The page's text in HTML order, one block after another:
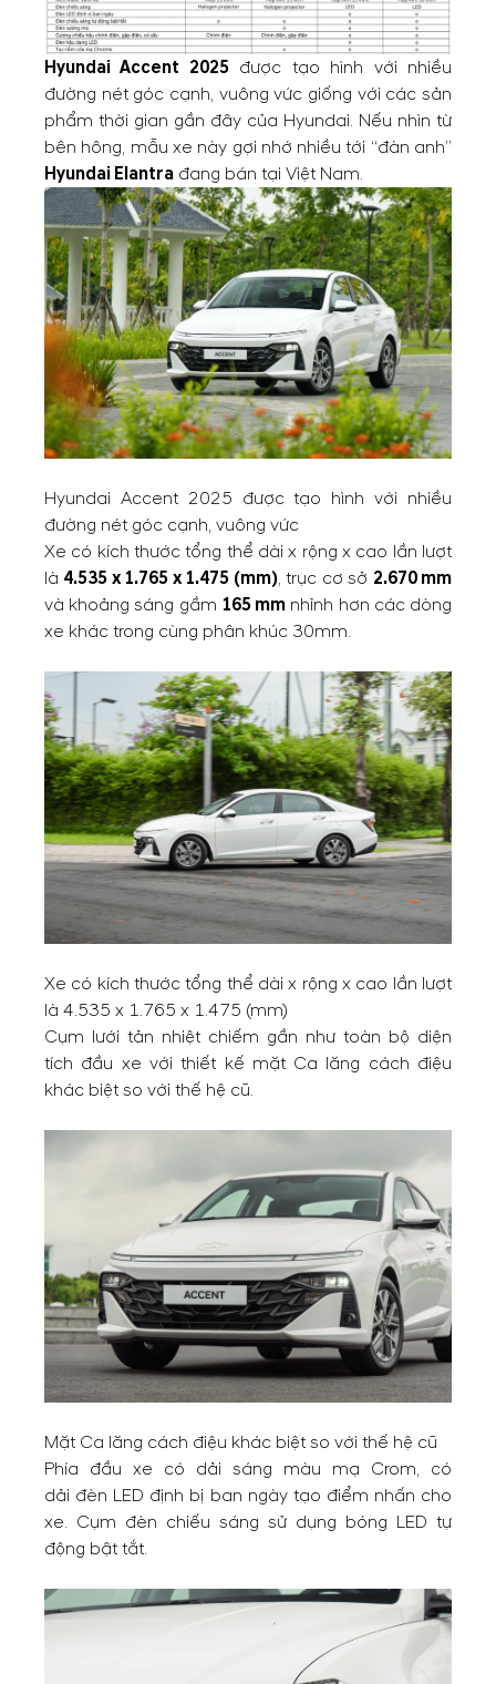
Hyundai Accent 2025được tạo hình với nhiều
đường nét góc cạnh, vuông vức giống với các sản
phẩm thời gian gần đây của Hyundai. Nếu nhìn từ
bên hông, mẫu xe này gợi nhớ nhiều tới “đàn anh”
Hyundai Elantra đang bán tại Việt Nam.
Hyundai Accent 2025 được tạo hình với nhiều
đường nét góc cạnh, vuông vức
Xe có kích thước tổng thể dài x rộng x cao lần lượt
là 4.535 x 1.765 x 1.475 (mm), trục cơ sở 2.670 mm
và khoảng sáng gầm 165 mm nhỉnh hơn các dòng
xe khác trong cùng phân khúc 30mm.
Xe có kích thước tổng thể dài x rộng x cao lần lượt
là 4.535 x 1.765 x 1.475 (mm)
Cụm lưới tản nhiệt chiếm gần như toàn bộ diện
tích đầu xe với thiết kế mặt Ca lăng cách điệu
khác biệt so với thế hệ cũ.
Mặt Ca lăng cách điệu khác biệt so với thế hệ cũ
Phía đầu xe có dải sáng màu mạ Crom, có
dải đèn LED định bị ban ngày tạo điểm nhấn cho
xe. Cụm đèn chiếu sáng sử dụng bóng LED tự
động bật tắt.